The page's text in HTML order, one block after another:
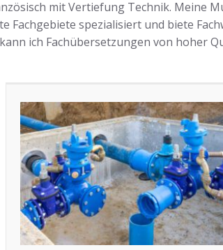
mit Vertiefung Technik. Meine
Fachgebiete spezialisiert und biete
ich Fachübersetzungen von hoher